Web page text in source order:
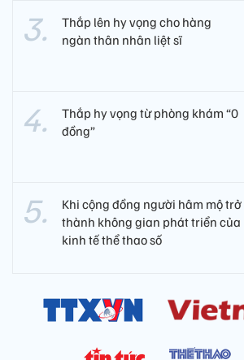
Thắp lên hy vọng cho hàng
ngàn thân nhân liệt sĩ
Thắp hy vọng từ phòng khám “0
đồng”
Khi cộng đồng người hâm mộ trở
thành không gian phát triển của
kinh tế thể thao số